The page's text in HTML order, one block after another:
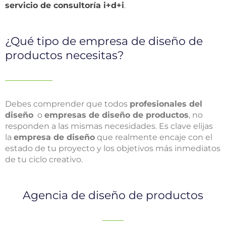
servicio de consultoría i+d+i.
¿Qué tipo de empresa de diseño de
productos necesitas?
Debes comprender que todos profesionales del
diseño o empresas de diseño de productos, no
responden a las mismas necesidades. Es clave elijas
la empresa de diseño que realmente encaje con el
estado de tu proyecto y los objetivos más inmediatos
de tu ciclo creativo.
Agencia de diseño de productos